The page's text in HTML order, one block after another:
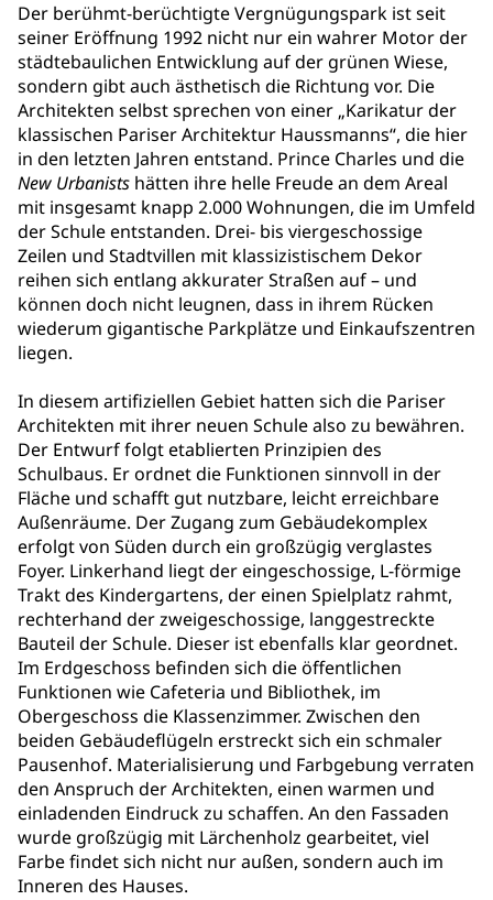
Der berühmt-berüchtigte Vergnügungspark ist seit
seiner Eröffnung 1992 nicht nur ein wahrer Motor der
städtebaulichen Entwicklung auf der grünen Wiese,
sondern gibt auch ästhetisch die Richtung vor. Die
Architekten selbst sprechen von einer „Karikatur der
klassischen Pariser Architektur Haussmanns“, die hier
in den letzten Jahren entstand. Prince Charles und die
New Urbanists hätten ihre helle Freude an dem Areal
mit insgesamt knapp 2.000 Wohnungen, die im Umfeld
der Schule entstanden. Drei- bis viergeschossige
Zeilen und Stadtvillen mit klassizistischem Dekor
reihen sich entlang akkurater Straßen auf – und
können doch nicht leugnen, dass in ihrem Rücken
wiederum gigantische Parkplätze und Einkaufszentren
liegen.
In diesem artifiziellen Gebiet hatten sich die Pariser
Architekten mit ihrer neuen Schule also zu bewähren.
Der Entwurf folgt etablierten Prinzipien des
Schulbaus. Er ordnet die Funktionen sinnvoll in der
Fläche und schafft gut nutzbare, leicht erreichbare
Außenräume. Der Zugang zum Gebäudekomplex
erfolgt von Süden durch ein großzügig verglastes
Foyer. Linkerhand liegt der eingeschossige, L-förmige
Trakt des Kindergartens, der einen Spielplatz rahmt,
rechterhand der zweigeschossige, langgestreckte
Bauteil der Schule. Dieser ist ebenfalls klar geordnet.
Im Erdgeschoss befinden sich die öffentlichen
Funktionen wie Cafeteria und Bibliothek, im
Obergeschoss die Klassenzimmer. Zwischen den
beiden Gebäudeflügeln erstreckt sich ein schmaler
Pausenhof. Materialisierung und Farbgebung verraten
den Anspruch der Architekten, einen warmen und
einladenden Eindruck zu schaffen. An den Fassaden
wurde großzügig mit Lärchenholz gearbeitet, viel
Farbe findet sich nicht nur außen, sondern auch im
Inneren des Hauses.